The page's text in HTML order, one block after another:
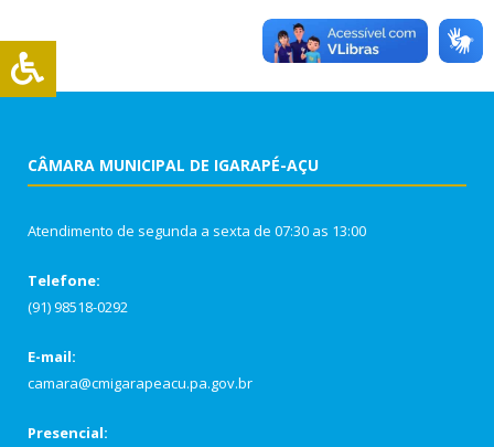
CÂMARA MUNICIPAL DE IGARAPÉ-AÇU
Atendimento de segunda a sexta de 07:30 as 13:00
Telefone:
(91) 98518-0292
E-mail:
camara@cmigarapeacu.pa.gov.br
Presencial: